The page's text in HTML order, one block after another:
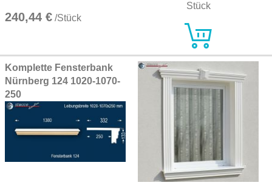
240,44 € /Stück
Stück
Komplette Fensterbank
Nürnberg 124 1020-1070-
250